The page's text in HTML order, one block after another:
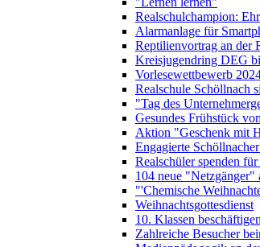
Realschulchampion:
Alarmanlage für
Reptilienvortrag an der
Kreisjugendring DEG
Vorlesewettbewerb
Realschule Schöllnach
"Tag des
Gesundes Frühstück
Aktion "Geschenk mit
Engagierte
Realschüler spenden
104 neue "Netzgänger"
"'Chemische
Weihnachtsgottesdienst
10. Klassen
Zahlreiche Besucher